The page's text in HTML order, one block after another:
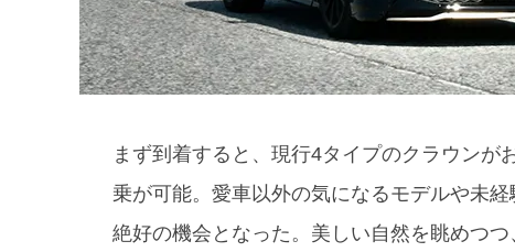
まず到着すると、現行4タイプのクラウン
乗が可能。愛車以外の気になるモデルや未
絶好の機会となった。美しい自然を眺めつ